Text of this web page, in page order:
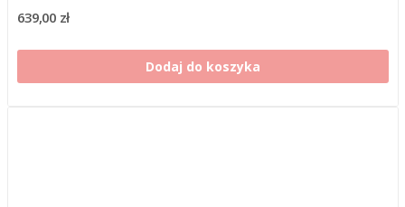
639,00 zł
Dodaj do koszyka